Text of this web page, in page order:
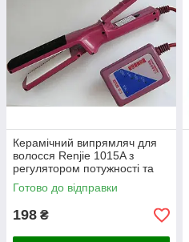
Керамічний випрямляч для
волосся Renjie 1015A з
регулятором потужності та
температури
Готово до відправки
198 ₴